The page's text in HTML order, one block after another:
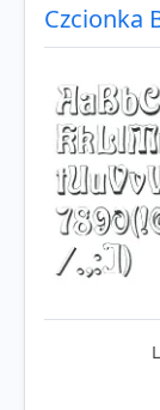
Czcionka